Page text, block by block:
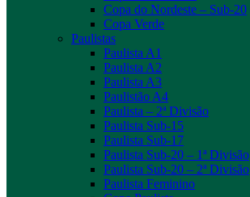
Copa do Nordeste – Sub-20
Copa Verde
Paulistas
Paulista A1
Paulista A2
Paulista A3
Paulistão A4
Paulista – 2ª Divisão
Paulista Sub-15
Paulista Sub-17
Paulista Sub-20 – 1ª Divisão
Paulista Sub-20 – 2ª Divisão
Paulista Feminino